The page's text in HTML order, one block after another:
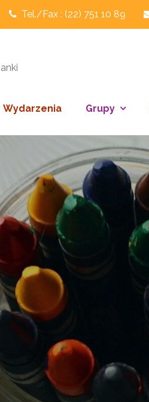
Tel./Fax : (22) 751 10 89
Wydarzenia Grupy